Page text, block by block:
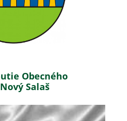
Obecného
Salaš